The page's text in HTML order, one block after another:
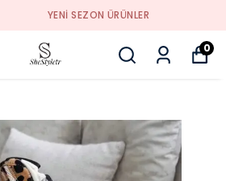
YENI SEZON ÜRÜNLER
0